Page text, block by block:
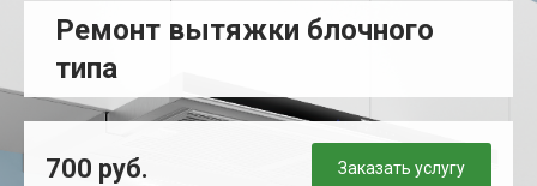
Ремонт вытяжки блочного
типа
700 руб. Заказать услугу